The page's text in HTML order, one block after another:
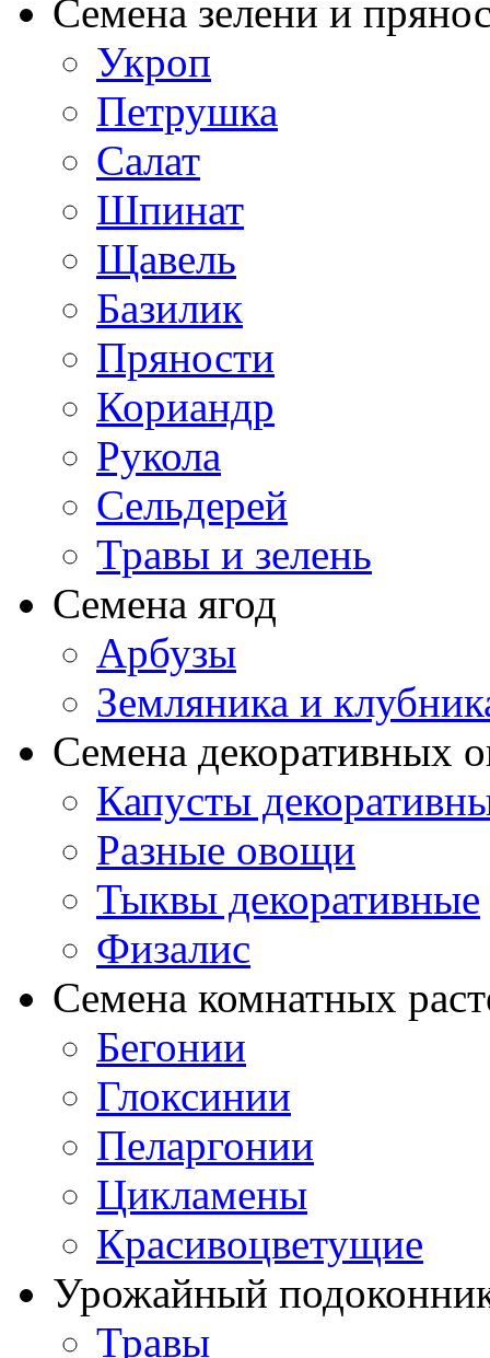
Семена зелени и
Укроп
Петрушка
Салат
Шпинат
Щавель
Базилик
Пряности
Кориандр
Рукола
Сельдерей
Травы и зелень
Семена ягод
Арбузы
Земляника и
Семена декоративных
Капусты
Разные овощи
Тыквы декоративные
Физалис
Семена комнатных
Бегонии
Глоксинии
Пеларгонии
Цикламены
Красивоцветущие
Урожайный
Травы